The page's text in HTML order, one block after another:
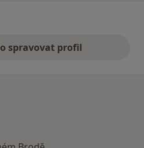
spravovat profil